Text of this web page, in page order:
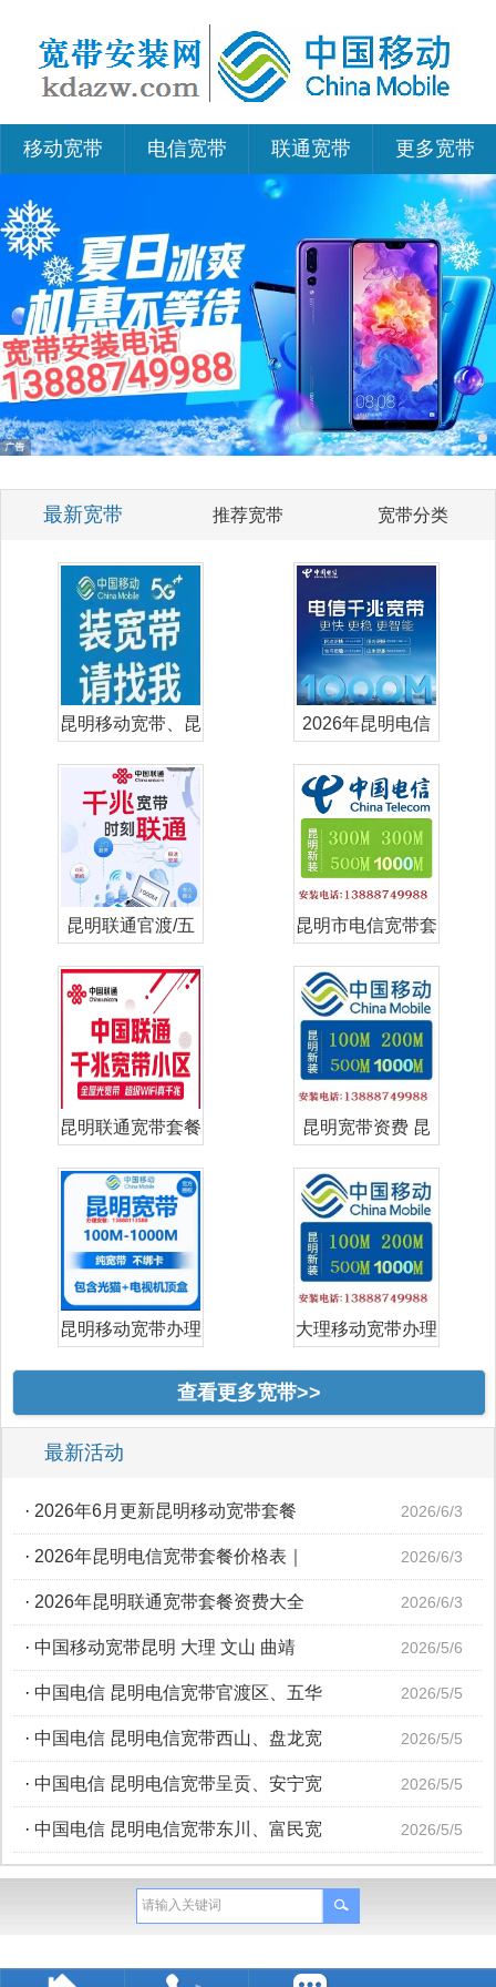
移动宽带 电信宽带 联通宽带 更多宽带
最新宽带 推荐宽带 宽带分类
昆明移动宽带、昆
2026年昆明电信
昆明联通官渡/五
昆明市电信宽带套
昆明联通宽带套餐
昆明宽带资费 昆
昆明移动宽带办理
大理移动宽带办理
查看更多宽带>>
最新活动
· 2026年6月更新昆明移动宽带套餐 2026/6/3
· 2026年昆明电信宽带套餐价格表｜ 2026/6/3
· 2026年昆明联通宽带套餐资费大全 2026/6/3
· 中国移动宽带昆明 大理 文山 曲靖 2026/5/6
· 中国电信 昆明电信宽带官渡区、五华 2026/5/5
· 中国电信 昆明电信宽带西山、盘龙宽 2026/5/5
· 中国电信 昆明电信宽带呈贡、安宁宽 2026/5/5
· 中国电信 昆明电信宽带东川、富民宽 2026/5/5